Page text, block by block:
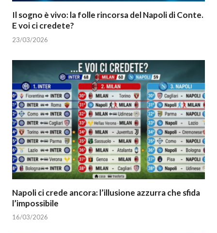
Il sogno è vivo: la folle rincorsa del Napoli di Conte.
E voi ci credete?
23/03/2026
Napoli ci crede ancora: l’illusione azzurra che sfida
l’impossibile
16/03/2026